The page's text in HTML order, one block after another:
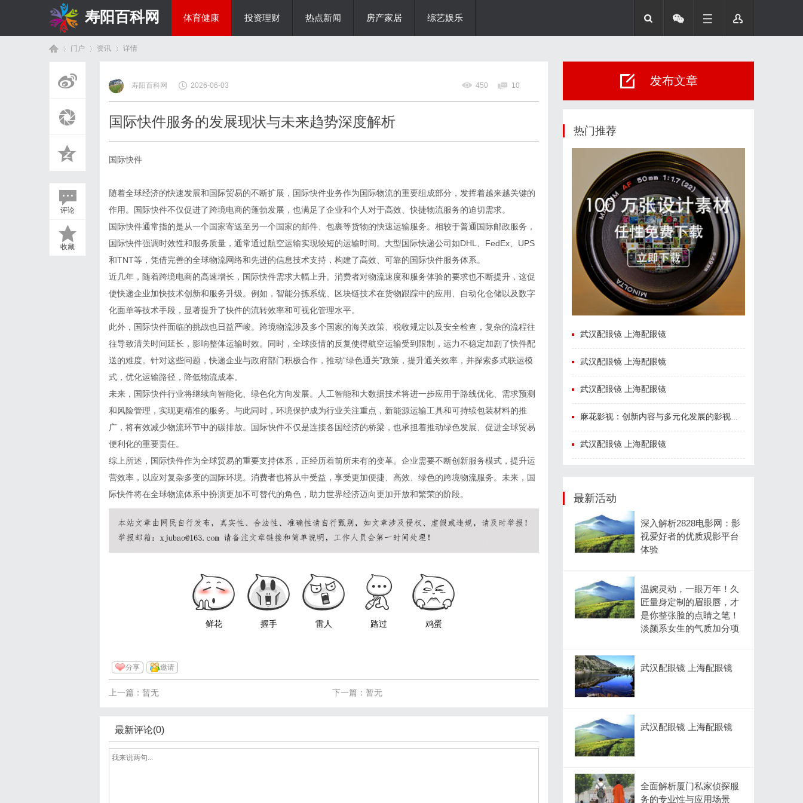
寿阳百科网 体育健康 投资理财 热点新闻 房产家居 综艺娱乐
门户 资讯
›
详情
评论
收藏
寿阳百科网 2026-06-03 450 10
国际快件服务的发展现状与未来趋势深度解析
国际快件
随着全球经济的快速发展和国际贸易的不断扩展，国际快件业务作为国际物流的重要组成部分，发挥着越来越关键的
作用。国际快件不仅促进了跨境电商的蓬勃发展，也满足了企业和个人对于高效、快捷物流服务的迫切需求。
国际快件通常指的是从一个国家寄送至另一个国家的邮件、包裹等货物的快速运输服务。相较于普通国际邮政服务，
国际快件强调时效性和服务质量，通常通过航空运输实现较短的运输时间。大型国际快递公司如DHL、FedEx、UPS
和TNT等，凭借完善的全球物流网络和先进的信息技术支持，构建了高效、可靠的国际快件服务体系。
近几年，随着跨境电商的高速增长，国际快件需求大幅上升。消费者对物流速度和服务体验的要求也不断提升，这促
使快递企业加快技术创新和服务升级。例如，智能分拣系统、区块链技术在货物跟踪中的应用、自动化仓储以及数字
化面单等技术手段，显著提升了快件的流转效率和可视化管理水平。
此外，国际快件面临的挑战也日益严峻。跨境物流涉及多个国家的海关政策、税收规定以及安全检查，复杂的流程往
往导致清关时间延长，影响整体运输时效。同时，全球疫情的反复使得航空运输受到限制，运力不稳定加剧了快件配
送的难度。针对这些问题，快递企业与政府部门积极合作，推动“绿色通关”政策，提升通关效率，并探索多式联运模
式，优化运输路径，降低物流成本。
未来，国际快件行业将继续向智能化、绿色化方向发展。人工智能和大数据技术将进一步应用于路线优化、需求预测
和风险管理，实现更精准的服务。与此同时，环境保护成为行业关注重点，新能源运输工具和可持续包装材料的推
广，将有效减少物流环节中的碳排放。国际快件不仅是连接各国经济的桥梁，也承担着推动绿色发展、促进全球贸易
便利化的重要责任。
综上所述，国际快件作为全球贸易的重要支持体系，正经历着前所未有的变革。企业需要不断创新服务模式，提升运
营效率，以应对复杂多变的国际环境。消费者也将从中受益，享受更加便捷、高效、绿色的跨境物流服务。未来，国
际快件将在全球物流体系中扮演更加不可替代的角色，助力世界经济迈向更加开放和繁荣的阶段。
鲜花 握手 雷人 路过 鸡蛋
分享 邀请
下一篇：暂无
上一篇：暂无
最新评论(0)
发布文章
热门推荐
武汉配眼镜 上海配眼镜
武汉配眼镜 上海配眼镜
武汉配眼镜 上海配眼镜
麻花影视：创新内容与多元化发展的影视新势力
武汉配眼镜 上海配眼镜
最新活动
深入解析2828电影网：影
视爱好者的优质观影平台
体验
温婉灵动，一眼万年！久
匠量身定制的眉眼唇，才
是你整张脸的点睛之笔！
淡颜系女生的气质加分项
武汉配眼镜 上海配眼镜
武汉配眼镜 上海配眼镜
全面解析厦门私家侦探服
务的专业性与应用场景